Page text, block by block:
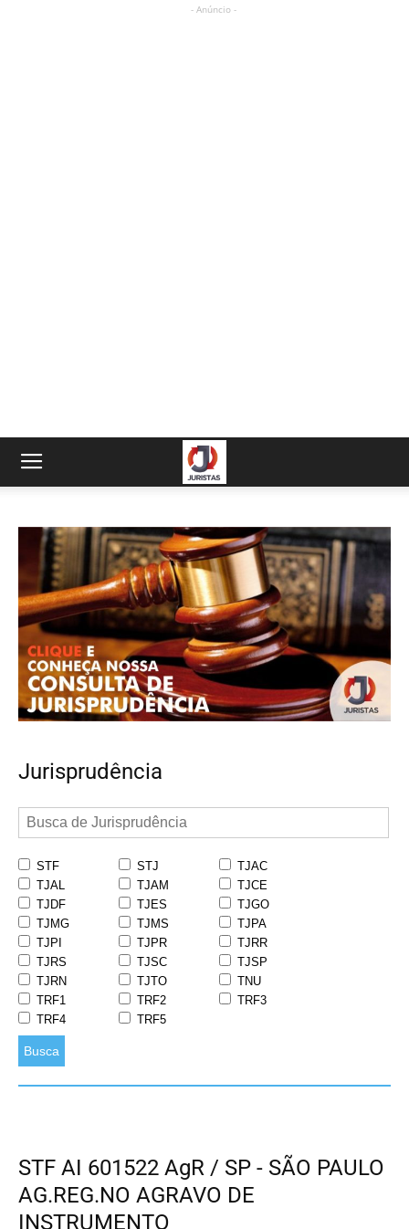
- Anúncio -
Jurisprudência
STF STJ
TJAC
TJAL
TJAM
TJCE
TJDF
TJES
TJGO
TJMG
TJMS
TJPA
TJPI
TJPR
TJRR
TJRS
TJSC
TJSP
TJRN
TJTO
TNU
TRF1
TRF2
TRF3
TRF4
TRF5
Busca
STF AI 601522 AgR / SP - SÃO PAULO
AG.REG.NO AGRAVO DE
INSTRUMENTO